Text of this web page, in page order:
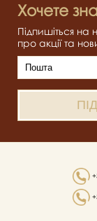
Хочете
Підпишіться
про акції та